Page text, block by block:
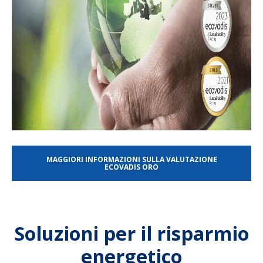
MAGGIORI INFORMAZIONI SULLA VALUTAZIONE
ECOVADIS ORO
Soluzioni per il risparmio
energetico